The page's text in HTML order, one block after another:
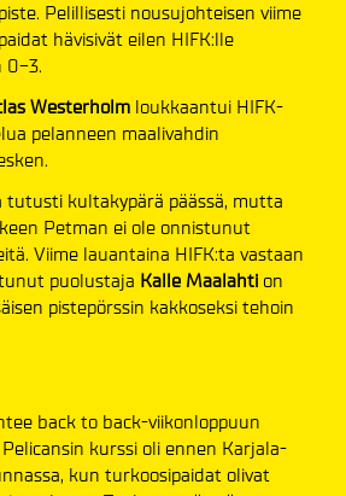
Pelillisesti nousujohteisen viime
hävisivät eilen HIFK:lle
0-3.
Westerholm loukkaantui HIFK-
pelanneen maalivahdin
tutusti kultakypärä päässä, mutta
Petman ei ole onnistunut
Viime lauantaina HIFK:ta vastaan
puolustaja Kalle Maalahti on
pistepörssin kakkoseksi tehoin
back to back-viikonloppuun
kurssi oli ennen Karjala-
kun turkoosipaidat olivat